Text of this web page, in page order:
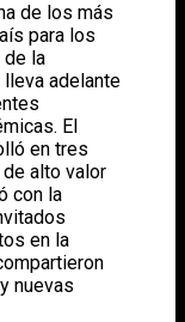
de los más
para los
la
adelante
El
en tres
alto valor
con la
en la
nuevas